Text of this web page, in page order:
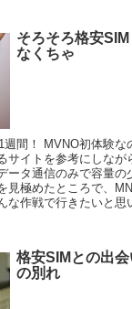
そろそろ格安
なくちゃ
週間！ MVNO初体験な
サイトを参考にしなが
ータ通信のみで容量の
見極めたところで、
な作戦で行きたいと思
格安SIMとの出
の別れ